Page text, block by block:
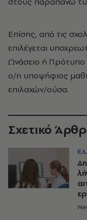
Επίσης, από τις
επιλέγεται
Ωνάσειο ή Πρότυπο
ο/η υποψήφιος
επιλαχών/ούσα.
Σχετικό